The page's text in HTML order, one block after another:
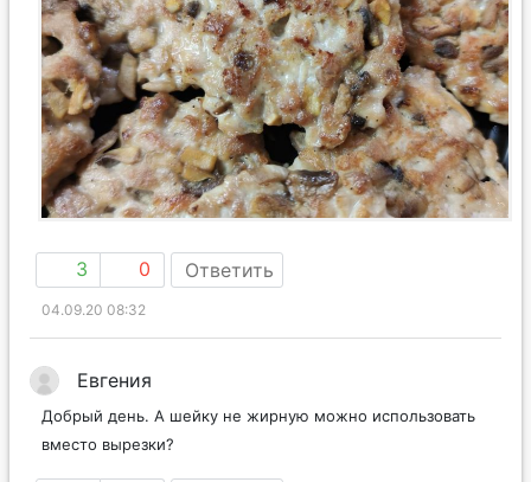
3 0 Ответить
04.09.20 08:32
Евгения
Добрый день. А шейку не жирную можно использовать
вместо вырезки?